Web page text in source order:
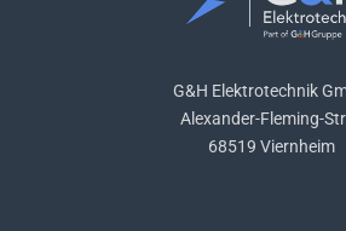
G&H Elektrotechnik
Alexander-Fleming-
68519 Viernheim